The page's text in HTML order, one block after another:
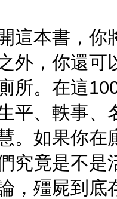
這本書，你
外，你還可
所。在這
平、軼事、
。如果你在
究竟是不是
，殭屍到底